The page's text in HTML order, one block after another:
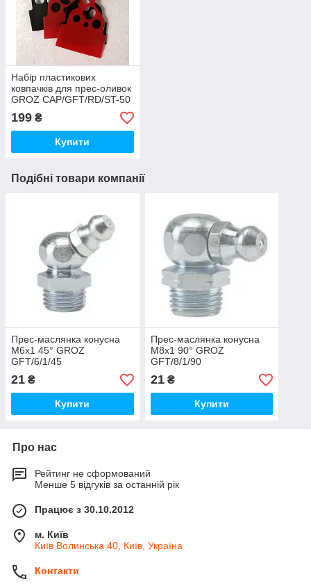
Набір пластикових
ковпачків для прес-оливок
GROZ CAP/GFT/RD/ST-50
(Чорні)
199 ₴
Купити
Подібні товари компанії
Прес-маслянка конусна
M6x1 45° GROZ
GFT/6/1/45
21 ₴
Купити
Прес-маслянка конусна
M8x1 90° GROZ
GFT/8/1/90
21₴
Купити
Про нас
Рейтинг не сформований
Менше 5 відгуків за останній рік
Працює з 30.10.2012
м. Київ
Київ Волинська 40, Київ, Україна
Контакти